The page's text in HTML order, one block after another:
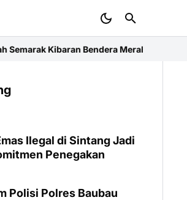
Merah PutihPolsek Kubu Raya Perkuat
Ilegal di Sintang Jadi
Penegakan
Polisi Polres Baubau